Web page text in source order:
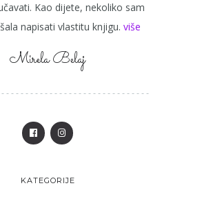
Kao dijete, nekoliko sam
napisati vlastitu knjigu. više
Mirela Belaj
KATEGORIJE